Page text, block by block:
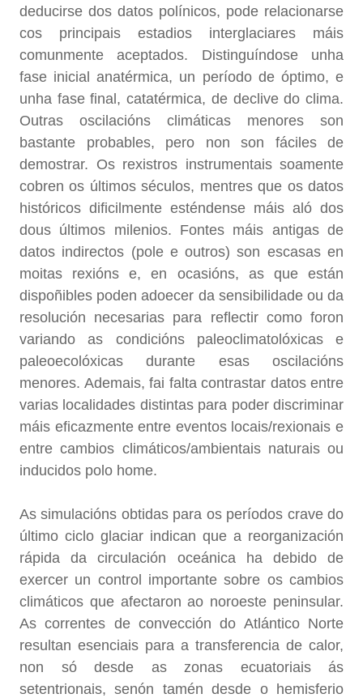
deducirse dos datos polínicos, pode relacionarse
cos principais estadios interglaciares máis
comunmente aceptados. Distinguíndose unha
fase inicial anatérmica, un período de óptimo, e
unha fase final, catatérmica, de declive do clima.
Outras oscilacións climáticas menores son
bastante probables, pero non son fáciles de
demostrar. Os rexistros instrumentais soamente
cobren os últimos séculos, mentres que os datos
históricos dificilmente esténdense máis aló dos
dous últimos milenios. Fontes máis antigas de
datos indirectos (pole e outros) son escasas en
moitas rexións e, en ocasións, as que están
dispoñibles poden adoecer da sensibilidade ou da
resolución necesarias para reflectir como foron
variando as condicións paleoclimatolóxicas e
paleoecolóxicas durante esas oscilacións
menores. Ademais, fai falta contrastar datos entre
varias localidades distintas para poder discriminar
máis eficazmente entre eventos locais/rexionais e
entre cambios climáticos/ambientais naturais ou
inducidos polo home.
As simulacións obtidas para os períodos crave do
último ciclo glaciar indican que a reorganización
rápida da circulación oceánica ha debido de
exercer un control importante sobre os cambios
climáticos que afectaron ao noroeste peninsular.
As correntes de convección do Atlántico Norte
resultan esenciais para a transferencia de calor,
non só desde as zonas ecuatoriais ás
setentrionais, senón tamén desde o hemisferio